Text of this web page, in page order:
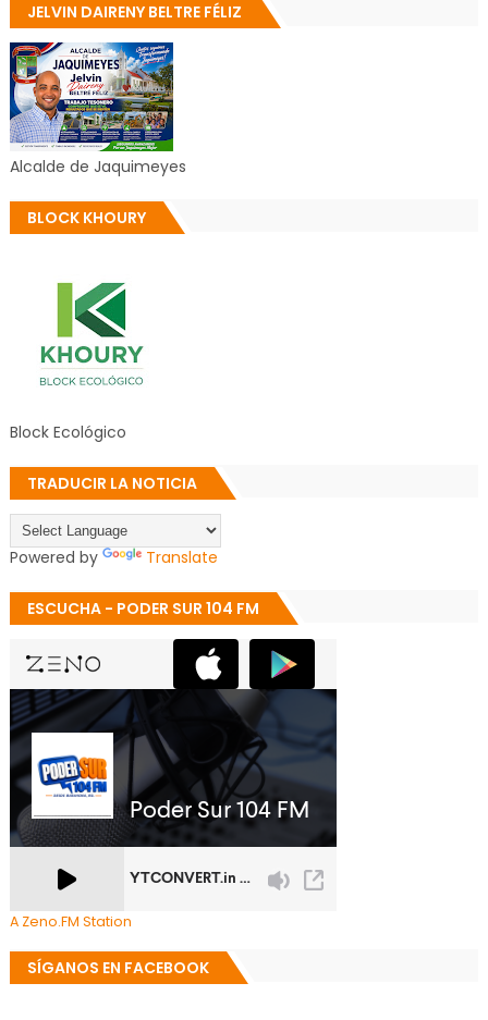
JELVIN DAIRENY BELTRE FÉLIZ
Alcalde de Jaquimeyes
BLOCK KHOURY
Block Ecológico
TRADUCIR LA NOTICIA
Powered by Translate
ESCUCHA - PODER SUR 104 FM
A Zeno.FM Station
SÍGANOS EN FACEBOOK